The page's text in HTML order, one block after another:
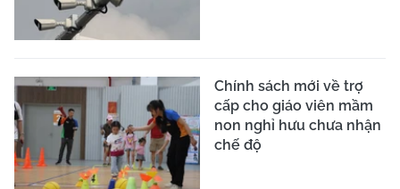
Chính sách mới về trợ
cấp cho giáo viên mầm
non nghỉ hưu chưa nhận
chế độ